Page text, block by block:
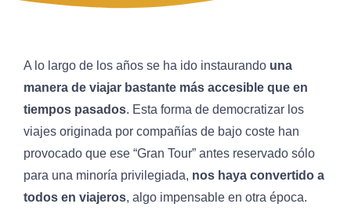
A lo largo de los años se ha ido instaurando una
manera de viajar bastante más accesible que en
tiempos pasados. Esta forma de democratizar los
viajes originada por compañías de bajo coste han
provocado que ese “Gran Tour” antes reservado sólo
para una minoría privilegiada, nos haya convertido a
todos en viajeros, algo impensable en otra época.